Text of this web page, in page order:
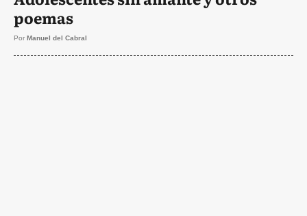
poemas
Por Manuel del Cabral